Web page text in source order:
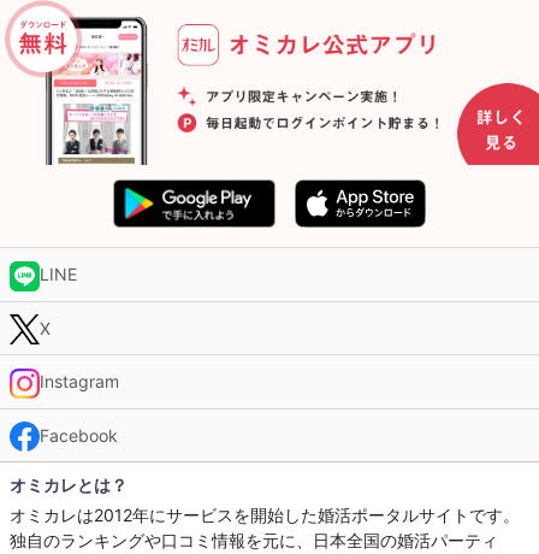
LINE
X
Instagram
Facebook
オミカレとは？
オミカレは2012年にサービスを開始した婚活ポータルサイトです。
独自のランキングや口コミ情報を元に、日本全国の婚活パーティ